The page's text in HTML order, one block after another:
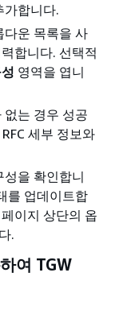
가합니다.
다운 목록을 사
합니다. 선택적
영역을 엽니
없는 경우 성공
세부 정보와
을 확인합니
를 업데이트합
이지 상단의 옵
.
여 TGW